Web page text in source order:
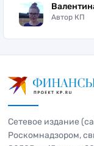
Автор КП
Сетевое издание
Роскомнадзором,